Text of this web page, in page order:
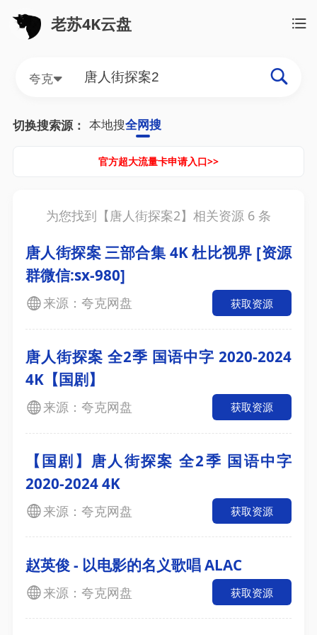
老苏4K云盘
夸克
切换搜索源： 本地搜全网搜
官方超大流量卡申请入口>>
为您找到【唐人街探案2】相关资源 6 条
唐人街探案 三部合集 4K 杜比视界 [资源
群微信:sx-980]
来源：夸克网盘 获取资源
唐人街探案 全2季 国语中字 2020-2024
4K【国剧】
来源：夸克网盘 获取资源
【国剧】唐人街探案 全2季 国语中字
2020-2024 4K
来源：夸克网盘 获取资源
赵英俊 - 以电影的名义歌唱 ALAC
来源：夸克网盘 获取资源